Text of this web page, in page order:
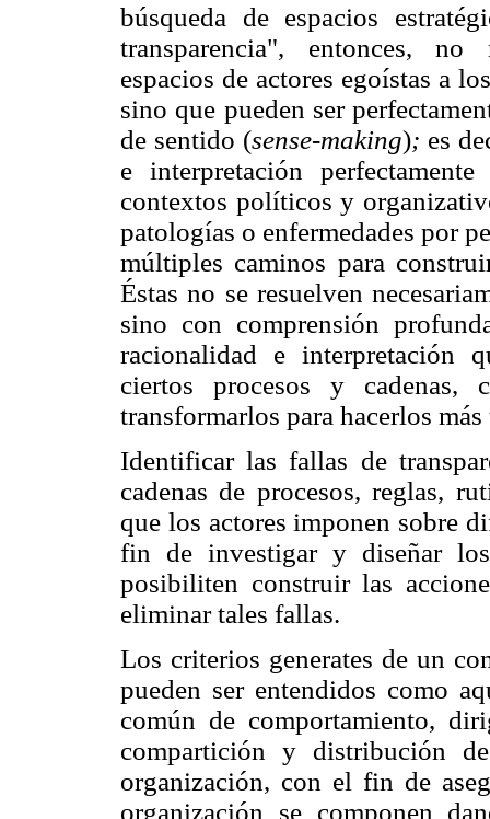
búsqueda de espacios
transparencia", entonces, no
espacios de actores egoístas a
sino que pueden ser
de sentido (sense-making); es
e interpretación
contextos políticos y
patologías o enfermedades por
múltiples caminos para
Éstas no se resuelven
sino con comprensión
racionalidad e interpretación
ciertos procesos y
transformarlos para hacerlos más
Identificar las fallas de
cadenas de procesos, reglas,
que los actores imponen sobre
fin de investigar y diseñar
posibiliten construir las
eliminar tales fallas.
Los criterios generates de un
pueden ser entendidos como
común de comportamiento,
compartición y distribución
organización, con el fin de
organización se componen